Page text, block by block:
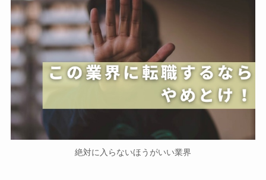
絶対に入らないほうがいい業界